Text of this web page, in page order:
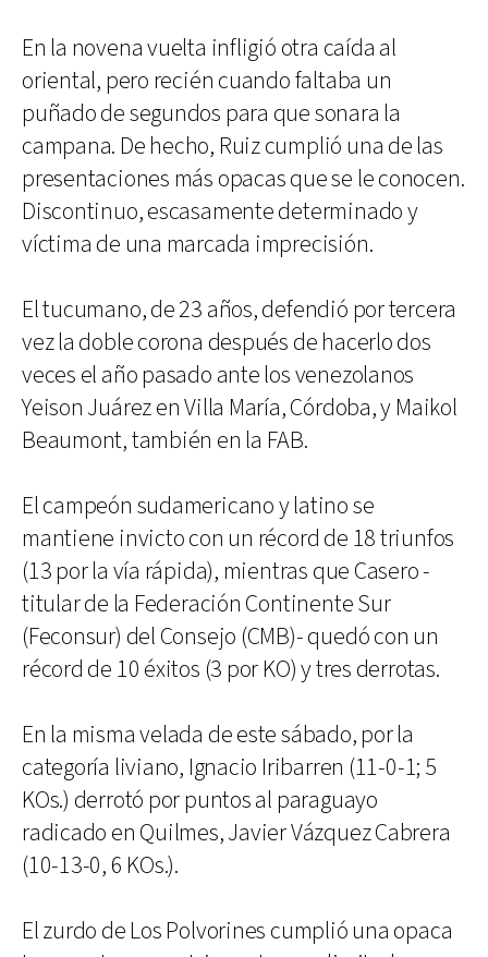
En la novena vuelta infligió otra caída al
oriental, pero recién cuando faltaba un
puñado de segundos para que sonara la
campana. De hecho, Ruiz cumplió una de las
presentaciones más opacas que se le conocen.
Discontinuo, escasamente determinado y
víctima de una marcada imprecisión.
El tucumano, de 23 años, defendió por tercera
vez la doble corona después de hacerlo dos
veces el año pasado ante los venezolanos
Yeison Juárez en Villa María, Córdoba, y Maikol
Beaumont, también en la FAB.
El campeón sudamericano y latino se
mantiene invicto con un récord de 18 triunfos
(13 por la vía rápida), mientras que Casero -
titular de la Federación Continente Sur
(Feconsur) del Consejo (CMB)- quedó con un
récord de 10 éxitos (3 por KO) y tres derrotas.
En la misma velada de este sábado, por la
categoría liviano, Ignacio Iribarren (11-0-1; 5
KOs.) derrotó por puntos al paraguayo
radicado en Quilmes, Javier Vázquez Cabrera
(10-13-0, 6 KOs.).
El zurdo de Los Polvorines cumplió una opaca